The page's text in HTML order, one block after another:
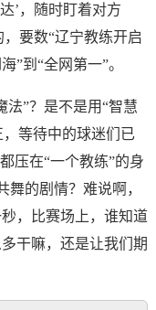
’，随时盯着对方
，要数“辽宁教练开启
”到“全网第一”。
法”？是不是用“智慧
等待中的球迷们已
压在“一个教练”的身
舞的剧情？难说啊，
，比赛场上，谁知道
干嘛，还是让我们期